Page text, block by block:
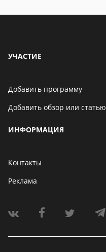
УЧАСТИЕ
Добавить программу
Добавить обзор или статью
ИНФОРМАЦИЯ
Контакты
Реклама